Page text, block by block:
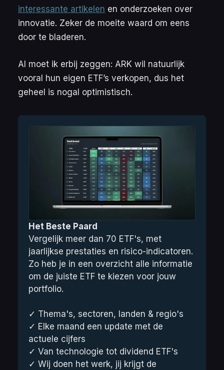
interessante artikelen en onderzoeken over
innovatie. Zeker de moeite waard om eens
door te bladeren.
Al moet ik erbij zeggen: ARK wil natuurlijk
vooral hun eigen ETF’s verkopen, dus het
geheel is nogal optimistisch.
Het Beste Paard
Vergelijk meer dan 70 ETF's, met
jaarlijkse prestaties en risico-indicatoren.
Zo heb je in een overzicht alle informatie
om de juiste ETF te kiezen voor jouw
portfolio.
✓ Thema's, sectoren, landen & regio's
✓ Elke maand een update met de
actuele cijfers
✓ Van technologie tot dividend ETF's
✓ Wij doen het werk, jij krijgt de